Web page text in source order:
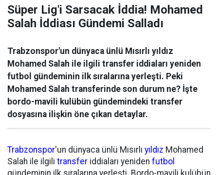
Süper Lig'i Sarsacak İddia! Mohamed
Salah İddiası Gündemi Salladı
Trabzonspor'un dünyaca ünlü Mısırlı yıldız
Mohamed Salah ile ilgili transfer iddiaları yeniden
futbol gündeminin ilk sıralarına yerleşti. Peki
Mohamed Salah transferinde son durum ne? İşte
bordo-mavili kulübün gündemindeki transfer
dosyasına ilişkin öne çıkan detaylar.
Trabzonspor'un dünyaca ünlü Mısırlı yıldız Mohamed
Salah ile ilgili transfer iddiaları yeniden futbol
gündeminin ilk sıralarına yerleşti. Bordo-mavili kulübün